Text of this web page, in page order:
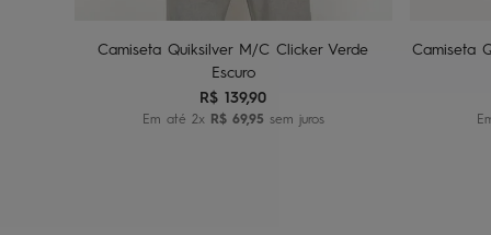
Camiseta Quiksilver M/C Clicker Verde
Escuro
R$ 139,90
Em até 2x R$ 69,95 sem juros
Camiseta